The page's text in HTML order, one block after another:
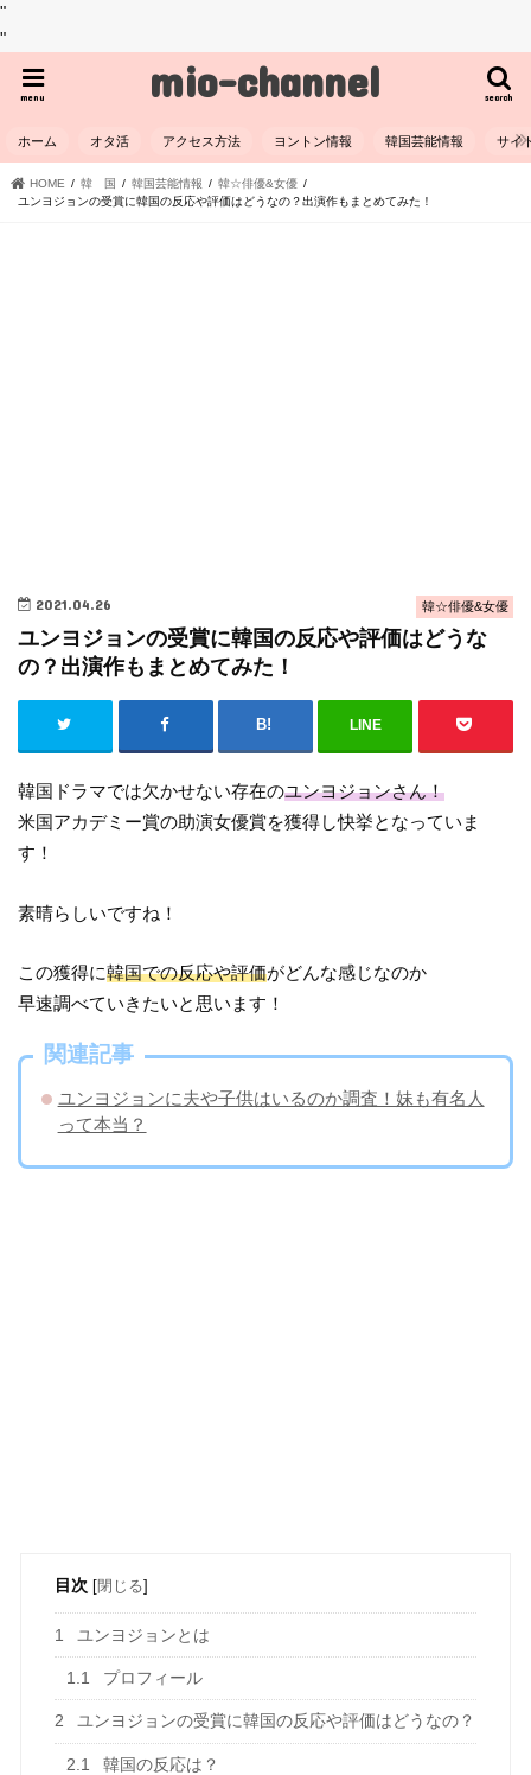
"
"
mio-channel search
menu
ホーム オタ活 アクセス方法 ヨントン情報 韓国芸能情報 サイ
HOME 韓 国 韓国芸能情報
韓☆俳優&女優
ユンヨジョンの受賞に韓国の反応や評価はどうなの？出演作もまとめてみた！
韓☆俳優&女優
2021.04.26
ユンヨジョンの受賞に韓国の反応や評価はどうな
の？出演作もまとめてみた！
LINE
韓国ドラマでは欠かせない存在のユンヨジョンさん！
米国アカデミー賞の助演女優賞を獲得し快挙となっていま
す！
素晴らしいですね！
この獲得に韓国での反応や評価がどんな感じなのか
早速調べていきたいと思います！
関連記事
ユンヨジョンに夫や子供はいるのか調査！妹も有名人
って本当？
目次 [閉じる]
1 ユンヨジョンとは
1.1 プロフィール
2 ユンヨジョンの受賞に韓国の反応や評価はどうなの？
2.1 韓国の反応は？